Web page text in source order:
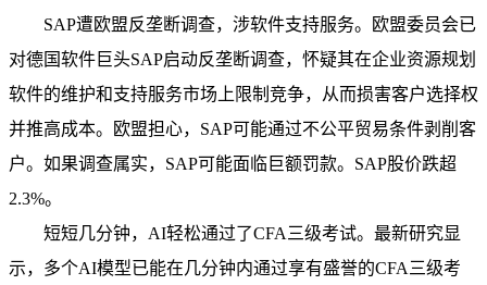
SAP遭欧盟反垄断调查，涉软件支持服务。欧盟委员会已
对德国软件巨头SAP启动反垄断调查，怀疑其在企业资源规划
软件的维护和支持服务市场上限制竞争，从而损害客户选择权
并推高成本。欧盟担心，SAP可能通过不公平贸易条件剥削客
户。如果调查属实，SAP可能面临巨额罚款。SAP股价跌超
2.3%。
短短几分钟，AI轻松通过了CFA三级考试。最新研究显
示，多个AI模型已能在几分钟内通过享有盛誉的CFA三级考